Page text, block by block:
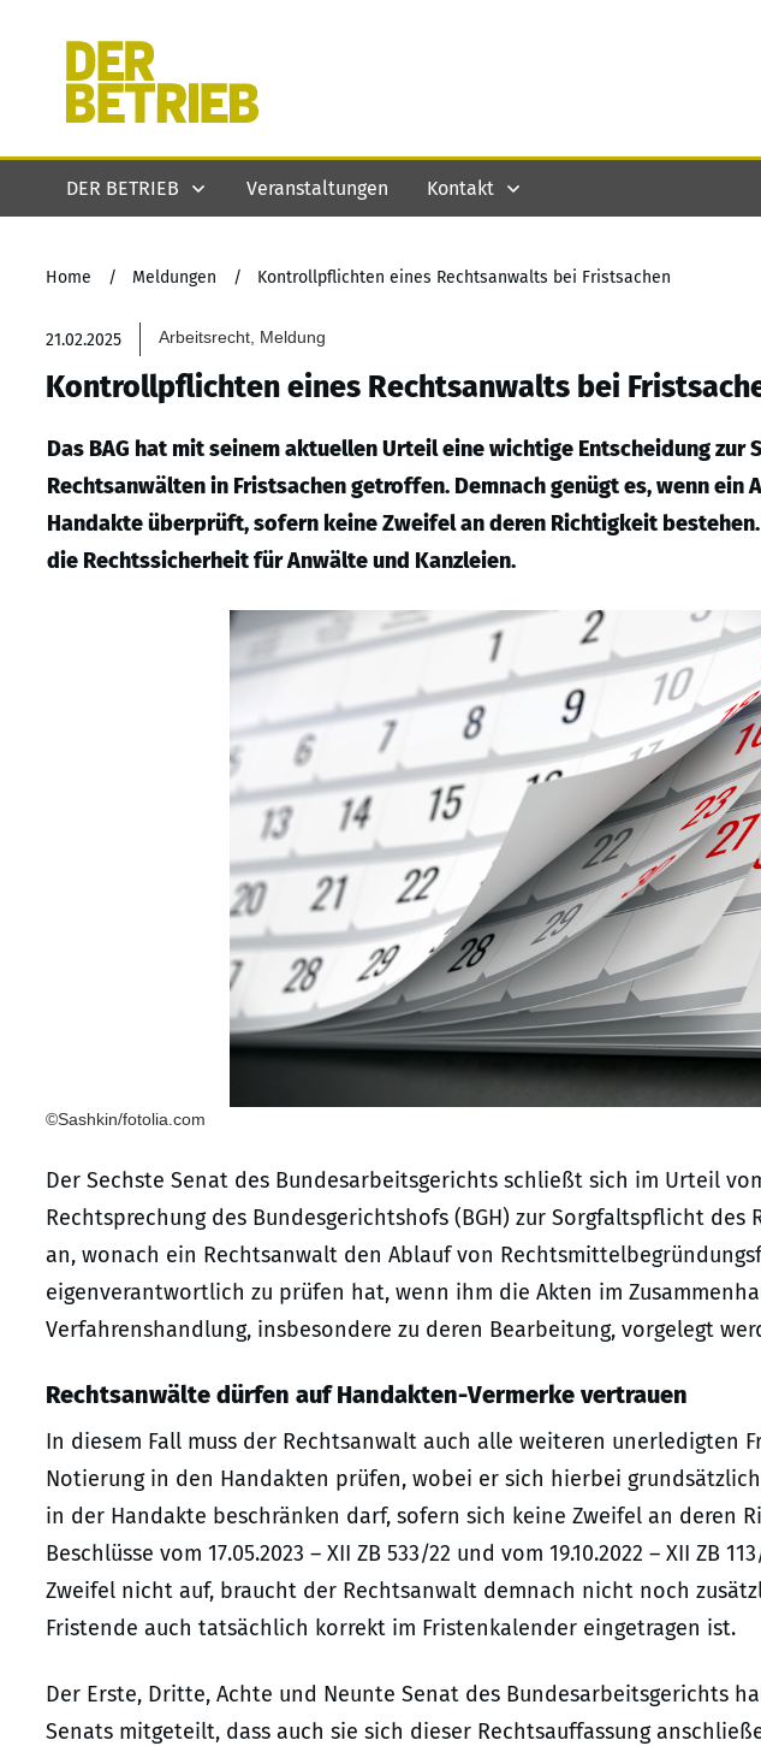
DER BETRIEB Veranstaltungen Kontakt
Home / Meldungen / Kontrollpflichten eines Rechtsanwalts bei Fristsachen
21.02.2025 Arbeitsrecht, Meldung
Kontrollpflichten eines Rechtsanwalts bei
Das BAG hat mit seinem aktuellen Urteil eine wichtige Entscheidung
Rechtsanwälten in Fristsachen getroffen. Demnach genügt es, wenn ein
Handakte überprüft, sofern keine Zweifel an deren Richtigkeit
die Rechtssicherheit für Anwälte und Kanzleien.
©Sashkin/fotolia.com
Der Sechste Senat des Bundesarbeitsgerichts schließt sich im Urteil
Rechtsprechung des Bundesgerichtshofs (BGH) zur Sorgfaltspflicht des
an, wonach ein Rechtsanwalt den Ablauf von
eigenverantwortlich zu prüfen hat, wenn ihm die Akten im
Verfahrenshandlung, insbesondere zu deren Bearbeitung, vorgelegt
Rechtsanwälte dürfen auf Handakten-Vermerke vertrauen
In diesem Fall muss der Rechtsanwalt auch alle weiteren unerledigten
Notierung in den Handakten prüfen, wobei er sich hierbei
in der Handakte beschränken darf, sofern sich keine Zweifel an deren
Beschlüsse vom 17.05.2023 – XII ZB 533/22 und vom 19.10.2022 – XII ZB
Zweifel nicht auf, braucht der Rechtsanwalt demnach nicht noch
Fristende auch tatsächlich korrekt im Fristenkalender eingetragen ist.
Der Erste, Dritte, Achte und Neunte Senat des Bundesarbeitsgerichts
Senats mitgeteilt, dass auch sie sich dieser Rechtsauffassung